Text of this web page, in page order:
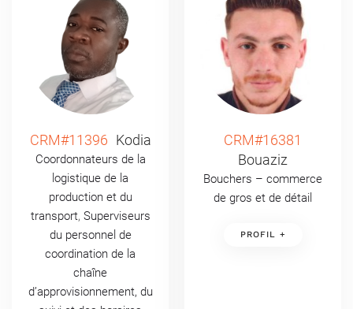
CRM#11396 Kodia
Coordonnateurs de la
logistique de la
production et du
transport, Superviseurs
du personnel de
coordination de la
chaîne
d’approvisionnement, du
CRM#16381
Bouaziz
Bouchers – commerce
de gros et de détail
PROFIL +